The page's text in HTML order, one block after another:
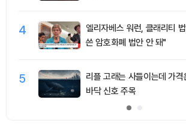
4
엘리자베스 워런, 클래리티
쓴 암호화폐 법안 안 돼"
5
리플 고래는 사들이는데 가
바닥 신호 주목